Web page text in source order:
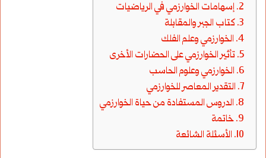
إسهامات الخوارزمي في الرياضيات
كتاب الجبر والمقابلة
الخوارزمي وعلم الفلك
تأثير الخوارزمي على الحضارات الأخرى
الخوارزمي وعلوم الحاسب
التقدير المعاصر للخوارزمي
الدروس المستفادة من حياة الخوارزمي
خاتمة
الأسئلة الشائعة